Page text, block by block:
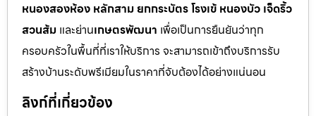
หนองสองห้อง หลักสาม ยกกระบัตร โรงเข้ หนองบัว เจ็ดริ้ว
สวนส้ม และย่านเกษตรพัฒนา เพื่อเป็นการยืนยันว่าทุก
ครอบครัวในพื้นที่ที่เราให้บริการ จะสามารถเข้าถึงบริการรับ
สร้างบ้านระดับพรีเมียมในราคาที่จับต้องได้อย่างแน่นอน
ลิงก์ที่เกี่ยวข้อง